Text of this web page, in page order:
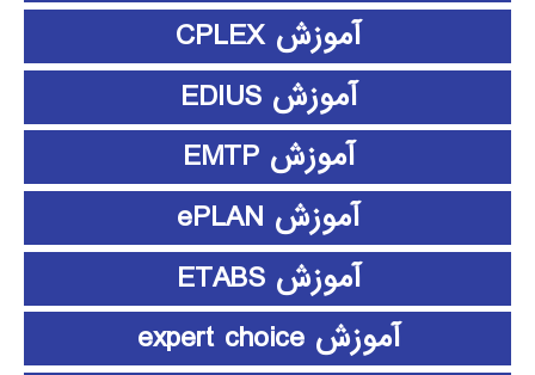
آموزش CPLEX
آموزش EDIUS
آموزش EMTP
آموزش ePLAN
آموزش ETABS
آموزش expert choice